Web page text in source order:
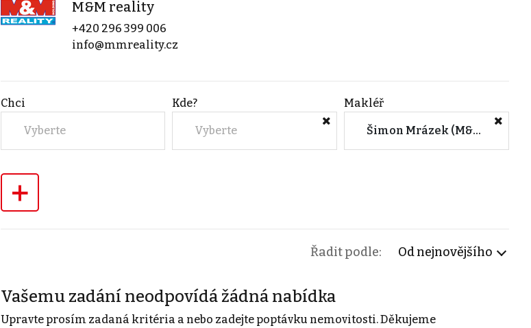
M&M reality
+420 296 399 006
info@mmreality.cz
Chci
Vyberte
Kde?
Vyberte
Makléř
Šimon Mrázek (M&M reality)
+
Řadit podle: Od nejnovějšího
Vašemu zadání neodpovídá žádná nabídka
Upravte prosím zadaná kritéria a nebo zadejte poptávku nemovitosti. Děkujeme